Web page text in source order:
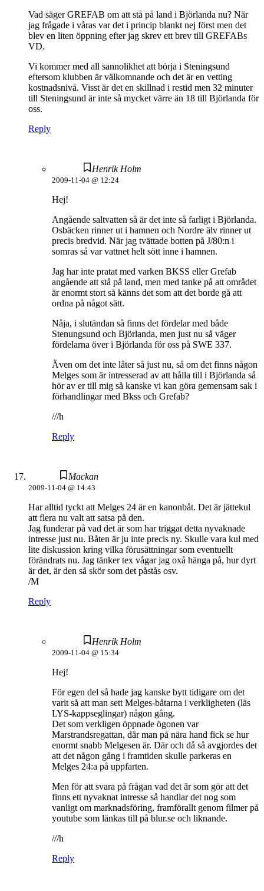
Vad säger GREFAB om att stå på land i Björlanda nu? När
jag frågade i våras var det i princip blankt nej först men det
blev en liten öppning efter jag skrev ett brev till GREFABs
VD.
Vi kommer med all sannolikhet att börja i Steningsund
eftersom klubben är välkomnande och det är en vetting
kostnadsnivå. Visst är det en skillnad i restid men 32 minuter
till Steningsund är inte så mycket värre än 18 till Björlanda för
oss.
Reply
Henrik Holm
2009-11-04 @ 12:24
Hej!
Angående saltvatten så är det inte så farligt i Björlanda.
Osbäcken rinner ut i hamnen och Nordre älv rinner ut
precis bredvid. När jag tvättade botten på J/80:n i
somras så var vattnet helt sött inne i hamnen.
Jag har inte pratat med varken BKSS eller Grefab
angående att stå på land, men med tanke på att området
är enormt stort så känns det som att det borde gå att
ordna på något sätt.
Nåja, i slutändan så finns det fördelar med både
Stenungsund och Björlanda, men just nu så väger
fördelarna över i Björlanda för oss på SWE 337.
Även om det inte låter så just nu, så om det finns någon
Melges som är intresserad av att hålla till i Björlanda så
hör av er till mig så kanske vi kan göra gemensam sak i
förhandlingar med Bkss och Grefab?
///h
Reply
Mackan
2009-11-04 @ 14:43
Har alltid tyckt att Melges 24 är en kanonbåt. Det är jättekul
att flera nu valt att satsa på den.
Jag funderar på vad det är som har triggat detta nyvaknade
intresse just nu. Båten är ju inte precis ny. Skulle vara kul med
lite diskussion kring vilka förusättningar som eventuellt
förändrats nu. Jag tänker tex vågar jag oxå hänga på, hur dyrt
är det, är den så skör som det påstås osv.
/M
Reply
Henrik Holm
2009-11-04 @ 15:34
Hej!
För egen del så hade jag kanske bytt tidigare om det
varit så att man sett Melges-båtarna i verkligheten (läs
LYS-kappseglingar) någon gång.
Det som verkligen öppnade ögonen var
Marstrandsregattan, där man på nära hand fick se hur
enormt snabb Melgesen är. Där och då så avgjordes det
att det någon gång i framtiden skulle parkeras en
Melges 24:a på uppfarten.
Men för att svara på frågan vad det är som gör att det
finns ett nyvaknat intresse så handlar det nog som
vanligt om marknadsföring, framförallt genom filmer på
youtube som länkas till på blur.se och liknande.
///h
Reply